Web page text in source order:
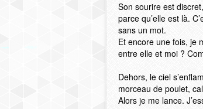
Son sourire est
parce qu’elle est là.
sans un mot.
Et encore une fois, je
entre elle et moi ?
Dehors, le ciel
morceau de poulet,
Alors je me lance.